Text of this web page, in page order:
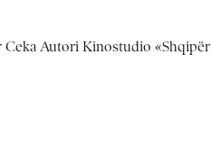
Autori Kinostudio